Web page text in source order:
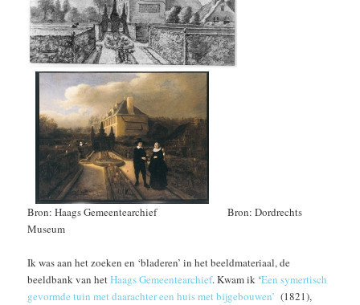
Bron: Haags Gemeentearchief Bron: Dordrechts
Museum
Ik was aan het zoeken en ‘bladeren’ in het beeldmateriaal, de
beeldbank van hetHaags Gemeentearchief. Kwam ik ‘Een symertisch
gevormde tuin met daarachter een huis met bijgebouwen’ (1821),